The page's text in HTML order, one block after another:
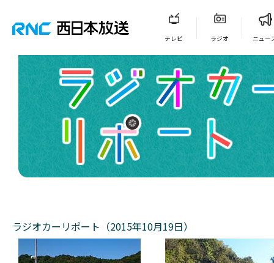
テレビ ラジオ ニュー
ラジオカーリポート（2015年10月19日）